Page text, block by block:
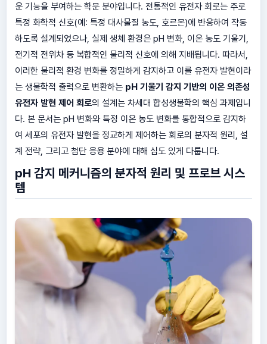
운 기능을 부여하는 학문 분야입니다. 전통적인 유전자 회로는 주로
특정 화학적 신호(예: 특정 대사물질 농도, 호르몬)에 반응하여 작동
하도록 설계되었으나, 실제 생체 환경은 pH 변화, 이온 농도 기울기,
전기적 전위차 등 복합적인 물리적 신호에 의해 지배됩니다. 따라서,
이러한 물리적 환경 변화를 정밀하게 감지하고 이를 유전자 발현이라
는 생물학적 출력으로 변환하는 pH 기울기 감지 기반의 이온 의존성
유전자 발현 제어 회로의 설계는 차세대 합성생물학의 핵심 과제입니
다. 본 문서는 pH 변화와 특정 이온 농도 변화를 통합적으로 감지하
여 세포의 유전자 발현을 정교하게 제어하는 회로의 분자적 원리, 설
계 전략, 그리고 첨단 응용 분야에 대해 심도 있게 다룹니다.
pH 감지 메커니즘의 분자적 원리 및 프로브 시스
템